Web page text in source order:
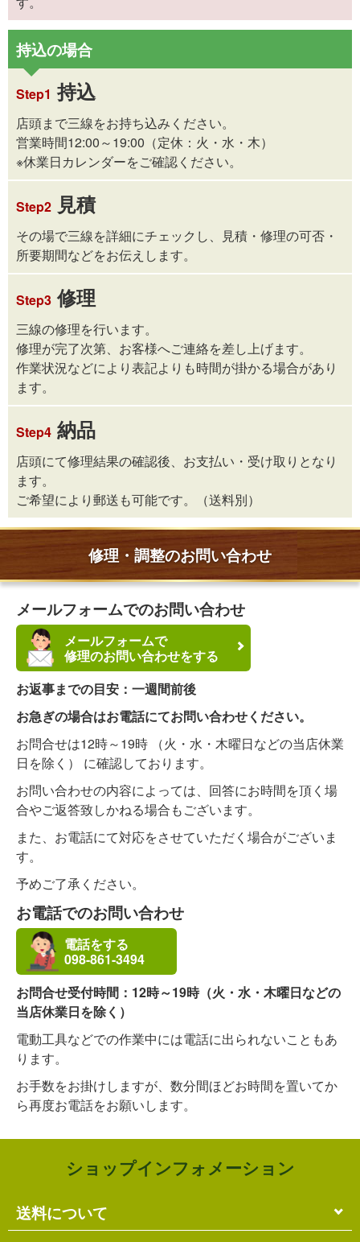
持込の場合
Step1 持込
店頭まで三線をお持ち込みください。
営業時間12:00～19:00（定休：火・水・木）
※休業日カレンダーをご確認ください。
Step2 見積
その場で三線を詳細にチェックし、見積・修理の可否・
所要期間などをお伝えします。
Step3 修理
三線の修理を行います。
修理が完了次第、お客様へご連絡を差し上げます。
作業状況などにより表記よりも時間が掛かる場合があり
ます。
Step4 納品
店頭にて修理結果の確認後、お支払い・受け取りとなり
ます。
ご希望により郵送も可能です。（送料別）
修理・調整のお問い合わせ
メールフォームでのお問い合わせ
メールフォームで
修理のお問い合わせをする
お返事までの目安：一週間前後
お急ぎの場合はお電話にてお問い合わせください。
お問合せは12時～19時 （火・水・木曜日などの当店休業
日を除く） に確認しております。
お問い合わせの内容によっては、回答にお時間を頂く場
合やご返答致しかねる場合もございます。
また、お電話にて対応をさせていただく場合がございま
す。
予めご了承ください。
お電話でのお問い合わせ
電話をする
098-861-3494
お問合せ受付時間：12時～19時（火・水・木曜日などの
当店休業日を除く）
電動工具などでの作業中には電話に出られないこともあ
ります。
お手数をお掛けしますが、数分間ほどお時間を置いてか
ら再度お電話をお願いします。
ショップインフォメーション
送料について